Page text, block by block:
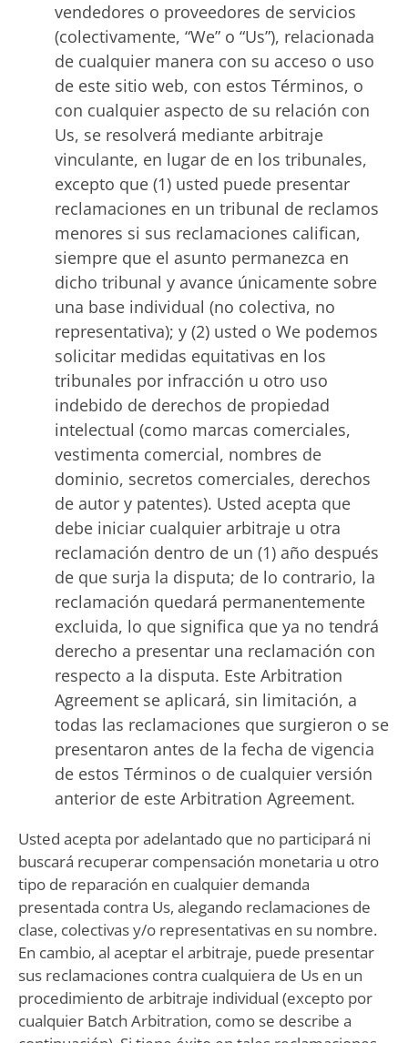
vendedores o proveedores de servicios
(colectivamente, “We” o “Us”), relacionada
de cualquier manera con su acceso o uso
de este sitio web, con estos Términos, o
con cualquier aspecto de su relación con
Us, se resolverá mediante arbitraje
vinculante, en lugar de en los tribunales,
excepto que (1) usted puede presentar
reclamaciones en un tribunal de reclamos
menores si sus reclamaciones califican,
siempre que el asunto permanezca en
dicho tribunal y avance únicamente sobre
una base individual (no colectiva, no
representativa); y (2) usted o We podemos
solicitar medidas equitativas en los
tribunales por infracción u otro uso
indebido de derechos de propiedad
intelectual (como marcas comerciales,
vestimenta comercial, nombres de
dominio, secretos comerciales, derechos
de autor y patentes). Usted acepta que
debe iniciar cualquier arbitraje u otra
reclamación dentro de un (1) año después
de que surja la disputa; de lo contrario, la
reclamación quedará permanentemente
excluida, lo que significa que ya no tendrá
derecho a presentar una reclamación con
respecto a la disputa. Este Arbitration
Agreement se aplicará, sin limitación, a
todas las reclamaciones que surgieron o se
presentaron antes de la fecha de vigencia
de estos Términos o de cualquier versión
anterior de este Arbitration Agreement.
Usted acepta por adelantado que no participará ni
buscará recuperar compensación monetaria u otro
tipo de reparación en cualquier demanda
presentada contra Us, alegando reclamaciones de
clase, colectivas y/o representativas en su nombre.
En cambio, al aceptar el arbitraje, puede presentar
sus reclamaciones contra cualquiera de Us en un
procedimiento de arbitraje individual (excepto por
cualquier Batch Arbitration, como se describe a